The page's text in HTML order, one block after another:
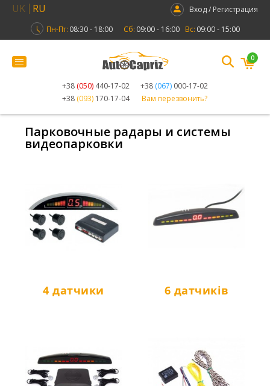
UK RU
Вход / Регистрация
Пн-Пт: 08:30 - 18:00 Сб: 09:00 - 16:00 Вс: 09:00 - 15:00
+38 (050) 440-17-02 +38 (067) 000-17-02
+38 (093) 170-17-04 Вам перезвонить?
0
Парковочные радары и системы
видеопарковки
4 датчики 6 датчиків